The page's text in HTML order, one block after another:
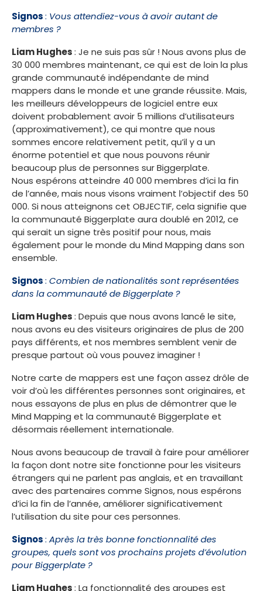
Signos: Vous attendiez-vous à avoir autant de
membres ?
Liam Hughes: Je ne suis pas sûr ! Nous avons plus de
30 000 membres maintenant, ce qui est de loin la plus
grande communauté indépendante de mind
mappers dans le monde et une grande réussite. Mais,
les meilleurs développeurs de logiciel entre eux
doivent probablement avoir 5 millions d’utilisateurs
(approximativement), ce qui montre que nous
sommes encore relativement petit, qu’il y a un
énorme potentiel et que nous pouvons réunir
beaucoup plus de personnes sur Biggerplate.
Nous espérons atteindre 40 000 membres d’ici la fin
de l’année, mais nous visons vraiment l’objectif des 50
000. Si nous atteignons cet OBJECTIF, cela signifie que
la communauté Biggerplate aura doublé en 2012, ce
qui serait un signe très positif pour nous, mais
également pour le monde du Mind Mapping dans son
ensemble.
Signos: Combien de nationalités sont représentées
dans la communauté de Biggerplate ?
Liam Hughes: Depuis que nous avons lancé le site,
nous avons eu des visiteurs originaires de plus de 200
pays différents, et nos membres semblent venir de
presque partout où vous pouvez imaginer !
Notre carte de mappers est une façon assez drôle de
voir d’où les différentes personnes sont originaires, et
nous essayons de plus en plus de démontrer que le
Mind Mapping et la communauté Biggerplate et
désormais réellement internationale.
Nous avons beaucoup de travail à faire pour améliorer
la façon dont notre site fonctionne pour les visiteurs
étrangers qui ne parlent pas anglais, et en travaillant
avec des partenaires comme Signos, nous espérons
d’ici la fin de l’année, améliorer significativement
l’utilisation du site pour ces personnes.
Signos: Après la très bonne fonctionnalité des
groupes, quels sont vos prochains projets d’évolution
pour Biggerplate ?
Liam Hughes: La fonctionnalité des groupes est